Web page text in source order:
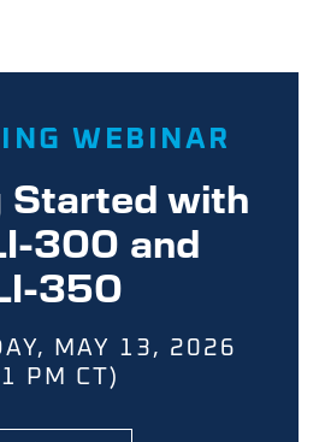
WEBINAR
Started with
300 and
350
MAY 13, 2026
PM CT)